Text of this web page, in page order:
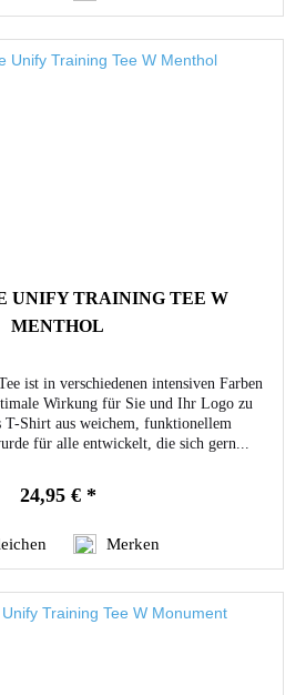
UNIFY TRAINING TEE W
MENTHOL
ist in verschiedenen intensiven Farben
Wirkung für Sie und Ihr Logo zu
T-Shirt aus weichem, funktionellem
für alle entwickelt, die sich gern...
24,95 € *
Merken